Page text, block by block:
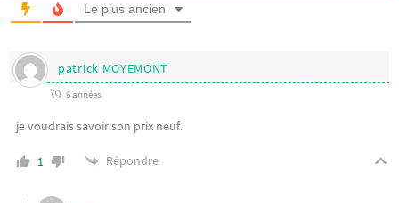
Le plus ancien
patrick MOYEMONT
6 années
je voudrais savoir son prix neuf.
1 Répondre